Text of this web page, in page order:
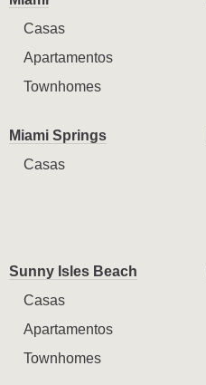
Casas
Apartamentos
Townhomes
Miami Springs
Casas
Sunny Isles Beach
Casas
Apartamentos
Townhomes